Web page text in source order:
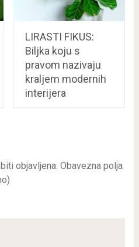
LIRASTI FIKUS:
Biljka koju s
pravom nazivaju
kraljem modernih
interijera
objavljena. Obavezna polja